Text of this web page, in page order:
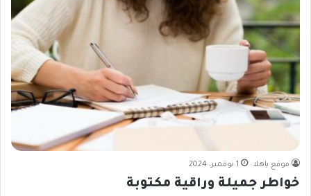
موقع ياهلا 1 نوفمبر، 2024
خواطر جميلة وراقية مكتوبة